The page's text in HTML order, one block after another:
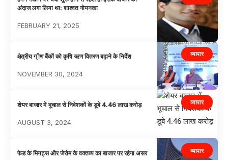
अंदाज लगा लिया था: शाश्वत गोयनका
FEBRUARY 21, 2025
व्यापार
क्षेत्रीय ग् ीण बैंकों को कृषि ऋण वितरण बढ़ाने के निर्देश
NOVEMBER 30, 2024
व्यापार
शेयर बाजार में भूचाल से निवेशकों के डूबे 4.46 लाख करोड़
AUGUST 3, 2024
व्यापार
फेड के मिनट्स और जेरोम के वक्तव्य का बाजार पर रहेगा असर